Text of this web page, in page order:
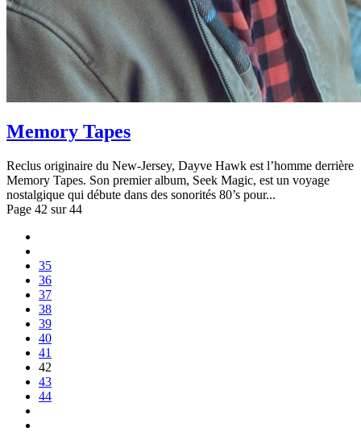
Memory Tapes
Reclus originaire du New-Jersey, Dayve Hawk est l’homme derrière
Memory Tapes. Son premier album, Seek Magic, est un voyage
nostalgique qui débute dans des sonorités 80’s pour...
Page 42 sur 44
35
36
37
38
39
40
41
42
43
44